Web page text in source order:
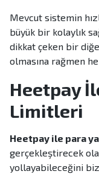
Mevcut sistemin
büyük bir kolaylık
dikkat çeken bir
olmasına rağmen
Heetpay
Limitleri
Heetpay ile para
gerçekleştirecek
yollayabileceğini